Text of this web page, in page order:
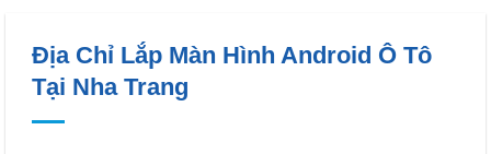
Địa Chỉ Lắp Màn Hình Android Ô Tô
Tại Nha Trang